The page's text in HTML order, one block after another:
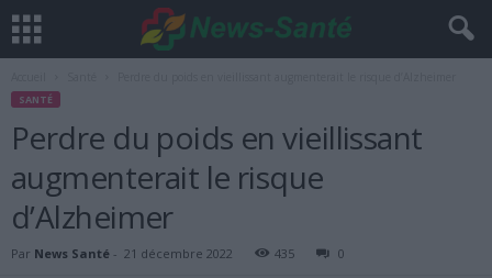
SANTÉ
Perdre du poids en vieillissant
augmenterait le risque
d’Alzheimer
Par News Santé - 21 décembre 2022 435 0